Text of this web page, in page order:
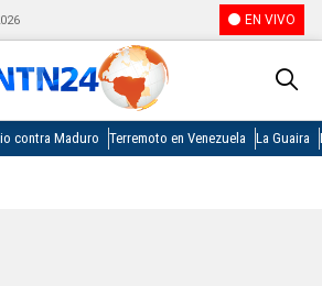
EN VIVO
contra Maduro Terremoto en Venezuela La Guaira